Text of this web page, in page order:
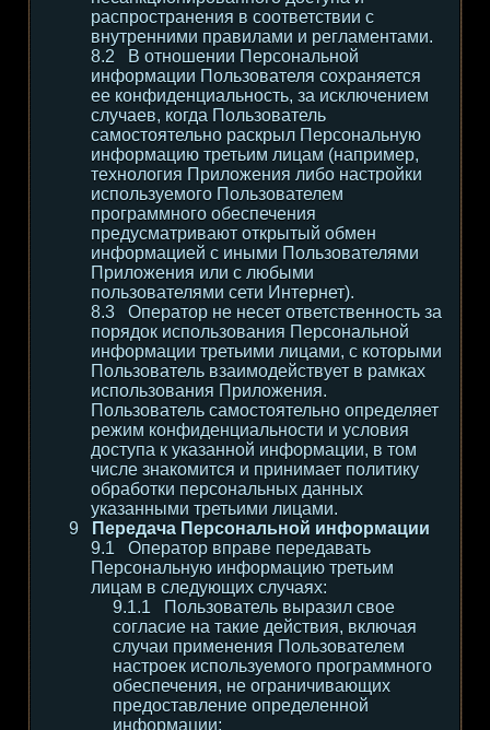
распространения в соответствии с
внутренними правилами и регламентами.
В отношении Персональной
информации Пользователя сохраняется
ее конфиденциальность, за исключением
случаев, когда Пользователь
самостоятельно раскрыл Персональную
информацию третьим лицам (например,
технология Приложения либо настройки
используемого Пользователем
программного обеспечения
предусматривают открытый обмен
информацией с иными Пользователями
Приложения или с любыми
пользователями сети Интернет).
Оператор не несет ответственность за
порядок использования Персональной
информации третьими лицами, с которыми
Пользователь взаимодействует в рамках
использования Приложения.
Пользователь самостоятельно определяет
режим конфиденциальности и условия
доступа к указанной информации, в том
числе знакомится и принимает политику
обработки персональных данных
указанными третьими лицами.
Передача Персональной информации
Оператор вправе передавать
Персональную информацию третьим
лицам в следующих случаях:
Пользователь выразил свое
согласие на такие действия, включая
случаи применения Пользователем
настроек используемого программного
обеспечения, не ограничивающих
предоставление определенной
информации;